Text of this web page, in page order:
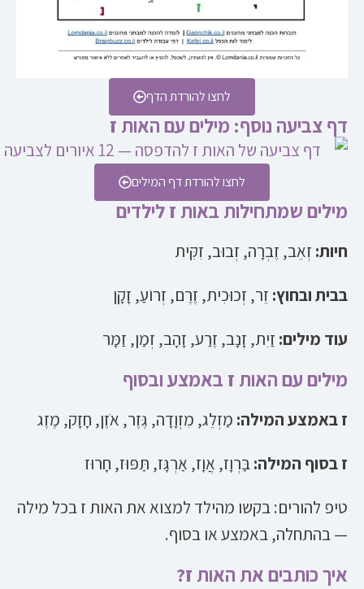
לחצו להורדת הדף
דף צביעה נוסף: מילים עם האות ז
לחצו להורדת דף המילים
מילים שמתחילות באות ז לילדים
חיות: זְאֵב, זֶבְרָה, זְבוּב, זִקִּית
בבית ובחוץ: זֵר, זְכוּכִית, זֶרֶם, זְרוֹעַ, זָקָן
עוד מילים: זַיִת, זָנָב, זֶרַע, זָהָב, זְמַן, זַמָּר
מילים עם האות ז באמצע ובסוף
ז באמצע המילה: מַזְלֵג, מִזְוָדָה, גֶּזֶר, אֹזֶן, חָזָק, מֶזֶג
ז בסוף המילה:בַּרְוָז, אֲוָז, אַרְגָּז, תַּפּוּז, חָרוּז
טיפ להורים: בקשו מהילד למצוא את האות ז בכל מילה
— בהתחלה, באמצע או בסוף.
איך כותבים את האות ז?